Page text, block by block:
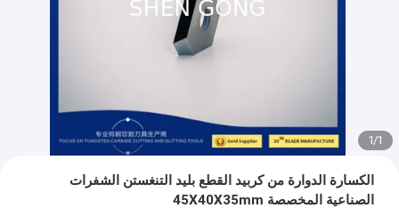
1
/
1
الكسارة الدوارة من كربيد القطع بليد التنغستن الشفرات
الصناعية المخصصة 45X40X35mm